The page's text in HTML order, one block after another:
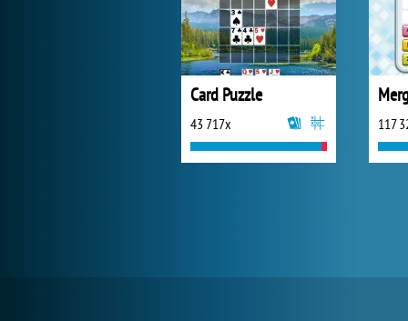
Card Puzzle
43 717x 117